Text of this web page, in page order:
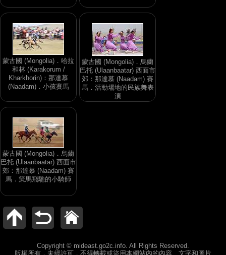
蒙古國 (Mongolia)．哈拉
和林 (Karakorum /
Kharkhorin)：那達慕
(Naadam)．小孩賽馬
蒙古國 (Mongolia)．烏蘭
巴托 (Ulaanbaatar) 西面市
郊：那達慕 (Naadam) 賽
馬．活動場地的民族舞表
演
蒙古國 (Mongolia)．烏蘭
巴托 (Ulaanbaatar) 西面市
郊：那達慕 (Naadam) 賽
馬．策馬飛馳的小騎師
Copyright © mideast.go2c.info. All Rights Reserved.
版權所有，未經許可，不得轉載或盜用本網站內的內容、文字和圖片